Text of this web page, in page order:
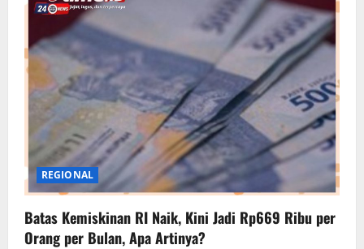
REGIONAL
Batas Kemiskinan RI Naik, Kini Jadi Rp669 Ribu per
Orang per Bulan, Apa Artinya?